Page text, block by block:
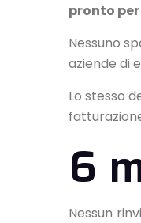
pronto
Nessuno
aziende di
Lo stesso
6
Nessun